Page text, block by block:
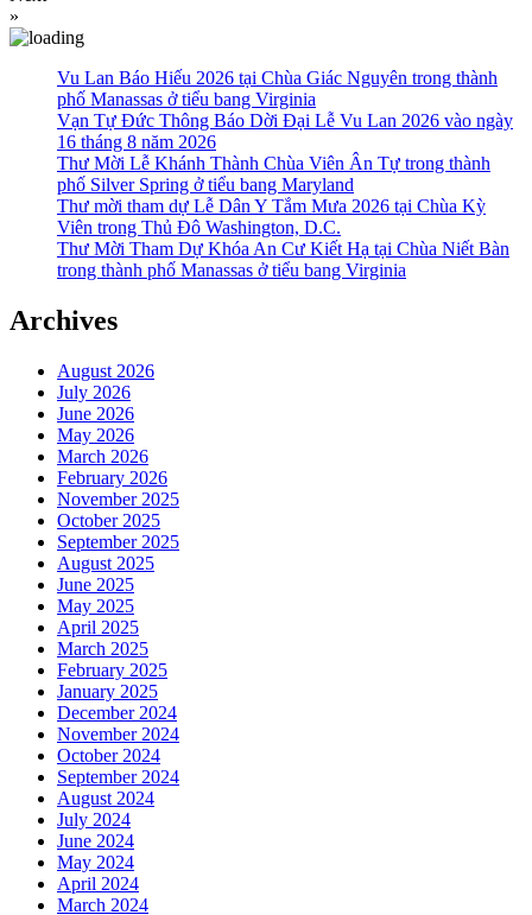
»
Vu Lan Báo Hiếu 2026 tại Chùa Giác Nguyên trong thành
phố Manassas ở tiểu bang Virginia
Vạn Tự Đức Thông Báo Dời Đại Lễ Vu Lan 2026 vào ngày
16 tháng 8 năm 2026
Thư Mời Lễ Khánh Thành Chùa Viên Ân Tự trong thành
phố Silver Spring ở tiểu bang Maryland
Thư mời tham dự Lễ Dân Y Tắm Mưa 2026 tại Chùa Kỳ
Viên trong Thủ Đô Washington, D.C.
Thư Mời Tham Dự Khóa An Cư Kiết Hạ tại Chùa Niết Bàn
trong thành phố Manassas ở tiểu bang Virginia
Archives
August 2026
July 2026
June 2026
May 2026
March 2026
February 2026
November 2025
October 2025
September 2025
August 2025
June 2025
May 2025
April 2025
March 2025
February 2025
January 2025
December 2024
November 2024
October 2024
September 2024
August 2024
July 2024
June 2024
May 2024
April 2024
March 2024